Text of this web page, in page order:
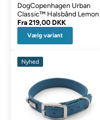
DogCopenhagen Urban
Classic™ Halsbånd Lemon
Fra219,00 DKK
Vælg variant
Nyhed